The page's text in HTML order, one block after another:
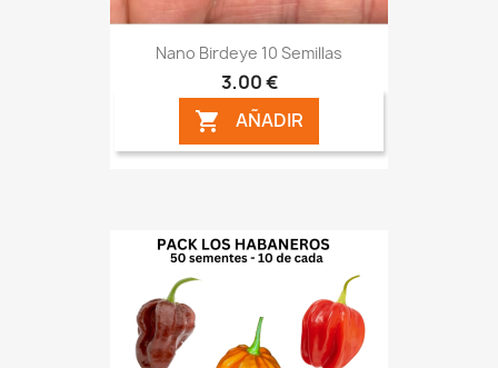
Nano Birdeye 10 Semillas
3,00 €
 AÑADIR